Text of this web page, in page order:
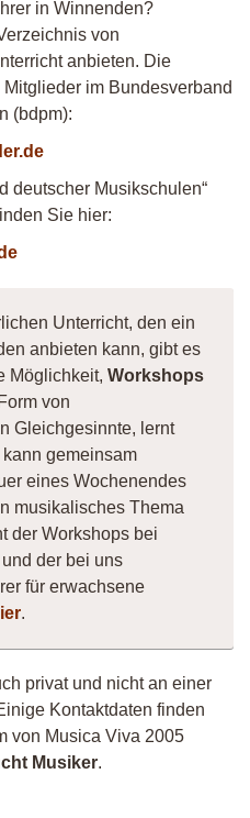
in Winnenden?
von
anbieten. Die
im Bundesverband
(bdpm):
deutscher Musikschulen“
Sie hier:
Unterricht, den ein
anbieten kann, gibt es
Möglichkeit, Workshops
von
Gleichgesinnte, lernt
gemeinsam
eines Wochenendes
musikalisches Thema
der Workshops bei
und der bei uns
für erwachsene
.
privat und nicht an einer
Kontaktdaten finden
von Musica Viva 2005
Musiker.